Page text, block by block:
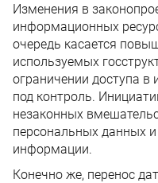
Изменения в
информационных
очередь касается
используемых
ограничении доступа в
под контроль.
незаконных
персональных данных
информации.
Конечно же, перенос